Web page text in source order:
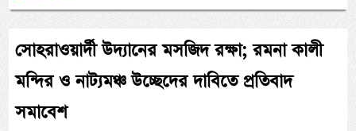
সোহরাওয়ার্দী উদ্যানের মসজিদ রক্ষা; রমনা কালী
মন্দির ও নাট্যমঞ্চ উচ্ছেদের দাবিতে প্রতিবাদ
সমাবেশ